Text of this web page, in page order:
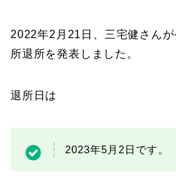
2022年2月21日、三宅健さん
所退所を発表しました。
退所日は
2023年5月2日です。